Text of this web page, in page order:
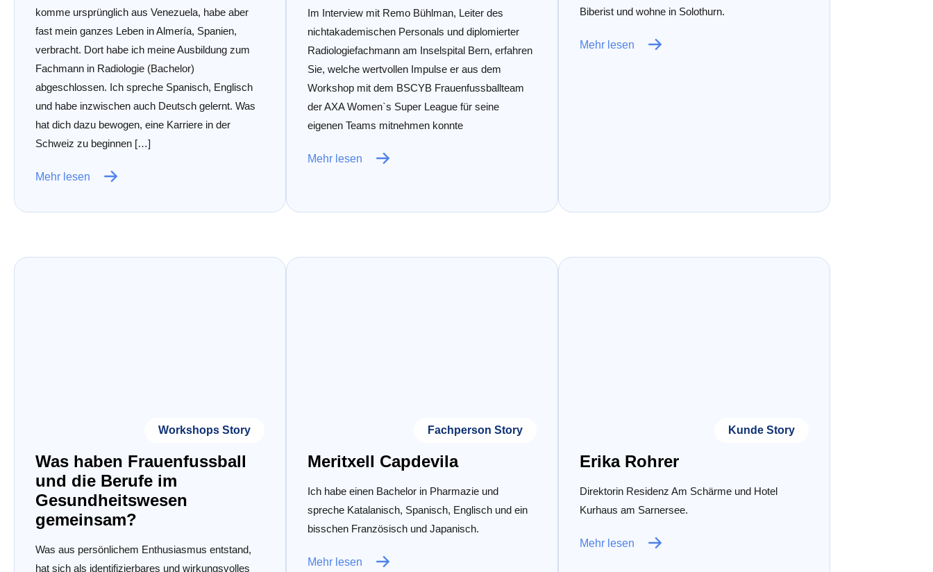
komme ursprünglich aus Venezuela, habe aber
fast mein ganzes Leben in Almería, Spanien,
verbracht. Dort habe ich meine Ausbildung zum
Fachmann in Radiologie (Bachelor)
abgeschlossen. Ich spreche Spanisch, Englisch
und habe inzwischen auch Deutsch gelernt. Was
hat dich dazu bewogen, eine Karriere in der
Schweiz zu beginnen […]
Mehr lesen
Im Interview mit Remo Bühlman, Leiter des
nichtakademischen Personals und diplomierter
Radiologiefachmann am Inselspital Bern, erfahren
Sie, welche wertvollen Impulse er aus dem
Workshop mit dem BSCYB Frauenfussballteam
der AXA Women`s Super League für seine
eigenen Teams mitnehmen konnte
Mehr lesen
Biberist und wohne in Solothurn.
Mehr lesen
Workshops Story
Was haben Frauenfussball
und die Berufe im
Gesundheitswesen
gemeinsam?
Was aus persönlichem Enthusiasmus entstand,
hat sich als identifizierbares und wirkungsvolles
Fachperson Story
Meritxell Capdevila
Ich habe einen Bachelor in Pharmazie und
spreche Katalanisch, Spanisch, Englisch und ein
bisschen Französisch und Japanisch.
Mehr lesen
Kunde Story
Erika Rohrer
Direktorin Residenz Am Schärme und Hotel
Kurhaus am Sarnersee.
Mehr lesen